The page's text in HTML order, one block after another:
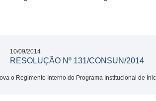
10/09/2014
RESOLUÇÃO Nº 131/CONSUN/2014
o Regimento Interno do Programa Institucional de